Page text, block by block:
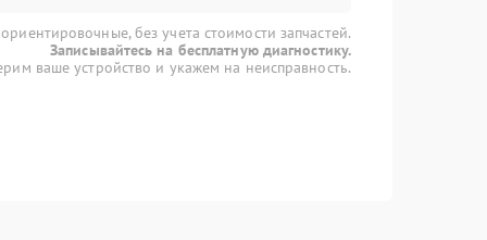
без учета стоимости запчастей.
Записывайтесь на бесплатную диагностику.
ваше устройство и укажем на неисправность.